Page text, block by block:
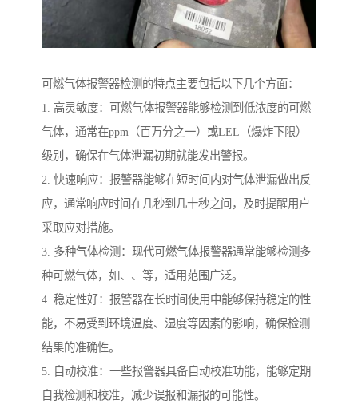
可燃气体报警器检测的特点主要包括以下几个方面：
1. 高灵敏度：可燃气体报警器能够检测到低浓度的可燃
气体，通常在ppm（百万分之一）或LEL（爆炸下限）
级别，确保在气体泄漏初期就能发出警报。
2. 快速响应：报警器能够在短时间内对气体泄漏做出反
应，通常响应时间在几秒到几十秒之间，及时提醒用户
采取应对措施。
3. 多种气体检测：现代可燃气体报警器通常能够检测多
种可燃气体，如、、等，适用范围广泛。
4. 稳定性好：报警器在长时间使用中能够保持稳定的性
能，不易受到环境温度、湿度等因素的影响，确保检测
结果的准确性。
5. 自动校准：一些报警器具备自动校准功能，能够定期
自我检测和校准，减少误报和漏报的可能性。